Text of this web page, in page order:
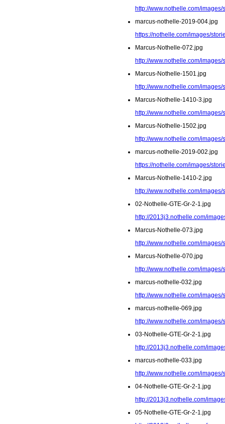
http://www.nothelle.com/
marcus-nothelle-2019-004.jpg
https://nothelle.com/images/
Marcus-Nothelle-072.jpg
http://www.nothelle.com/
Marcus-Nothelle-1501.jpg
http://www.nothelle.com/
Marcus-Nothelle-1410-3.jpg
http://www.nothelle.com/
Marcus-Nothelle-1502.jpg
http://www.nothelle.com/
marcus-nothelle-2019-002.jpg
https://nothelle.com/images/
Marcus-Nothelle-1410-2.jpg
http://www.nothelle.com/
02-Nothelle-GTE-Gr-2-1.jpg
http://2013j3.nothelle.com/
Marcus-Nothelle-073.jpg
http://www.nothelle.com/
Marcus-Nothelle-070.jpg
http://www.nothelle.com/
marcus-nothelle-032.jpg
http://www.nothelle.com/
marcus-nothelle-069.jpg
http://www.nothelle.com/
03-Nothelle-GTE-Gr-2-1.jpg
http://2013j3.nothelle.com/
marcus-nothelle-033.jpg
http://www.nothelle.com/
04-Nothelle-GTE-Gr-2-1.jpg
http://2013j3.nothelle.com/
05-Nothelle-GTE-Gr-2-1.jpg